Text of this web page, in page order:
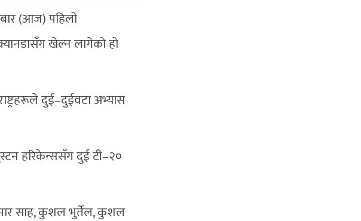
(आज) पहिलो
खेल्न लागेको हो
दुई–दुईवटा अभ्यास
हरिकेन्ससँग दुई टी–२०
साह, कुशल भुर्तेल, कुशल